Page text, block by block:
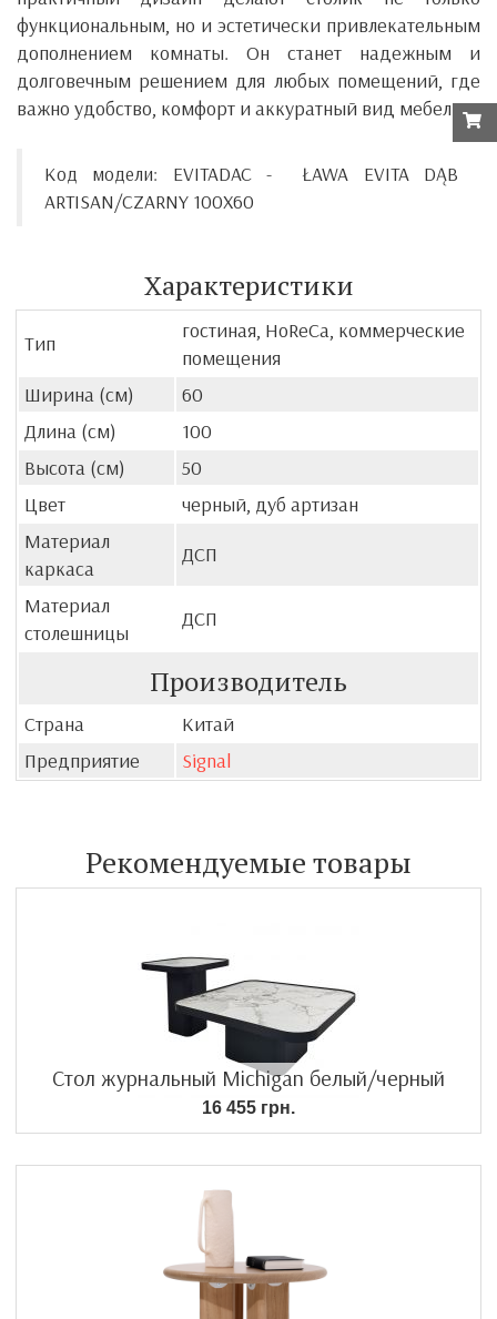
функциональным, но и эстетически привлекательным
дополнением комнаты. Он станет надежным и
долговечным решением для любых помещений, где
важно удобство, комфорт и аккуратный вид мебели.
Код модели: EVITADAC - ŁAWA EVITA DĄB
ARTISAN/CZARNY 100X60
Характеристики
Тип
гостиная, HoReCa, коммерческие
помещения
Ширина (см)
60
Длина (см)
100
Высота (см)
50
Цвет
черный, дуб артизан
Материал
каркаса
ДСП
Материал
столешницы
ДСП
Производитель
Страна
Китай
Предприятие
Signal
Рекомендуемые товары
Стол журнальный Michigan белый/черный
16 455 грн.